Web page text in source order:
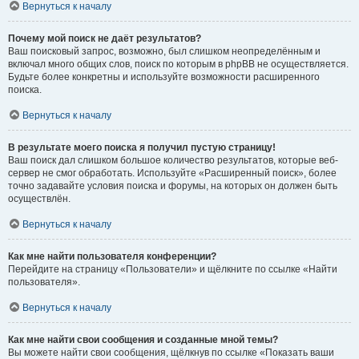
Вернуться к началу
Почему мой поиск не даёт результатов?
Ваш поисковый запрос, возможно, был слишком неопределённым и
включал много общих слов, поиск по которым в phpBB не осуществляется.
Будьте более конкретны и используйте возможности расширенного
поиска.
Вернуться к началу
В результате моего поиска я получил пустую страницу!
Ваш поиск дал слишком большое количество результатов, которые веб-
сервер не смог обработать. Используйте «Расширенный поиск», более
точно задавайте условия поиска и форумы, на которых он должен быть
осуществлён.
Вернуться к началу
Как мне найти пользователя конференции?
Перейдите на страницу «Пользователи» и щёлкните по ссылке «Найти
пользователя».
Вернуться к началу
Как мне найти свои сообщения и созданные мной темы?
Вы можете найти свои сообщения, щёлкнув по ссылке «Показать ваши